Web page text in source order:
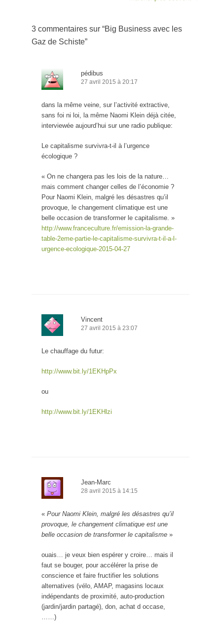
3 commentaires sur “Big Business avec les
Gaz de Schiste”
pédibus
27 avril 2015 à 20:17
dans la même veine, sur l’activité extractive,
sans foi ni loi, la même Naomi Klein déjà citée,
interviewée aujourd’hui sur une radio publique:
Le capitalisme survivra-t-il à l’urgence
écologique ?
« On ne changera pas les lois de la nature…
mais comment changer celles de l’économie ?
Pour Naomi Klein, malgré les désastres qu’il
provoque, le changement climatique est une
belle occasion de transformer le capitalisme. »
http://www.franceculture.fr/emission-la-grande-
table-2eme-partie-le-capitalisme-survivra-t-il-a-l-
urgence-ecologique-2015-04-27
Vincent
27 avril 2015 à 23:07
Le chauffage du futur:
http://www.bit.ly/1EKHpPx
ou
http://www.bit.ly/1EKHlzi
Jean-Marc
28 avril 2015 à 14:15
« Pour Naomi Klein, malgré les désastres qu’il
provoque, le changement climatique est une
belle occasion de transformer le capitalisme »
ouais… je veux bien espérer y croire… mais il
faut se bouger, pour accélérer la prise de
conscience et faire fructifier les solutions
alternatives (vélo, AMAP, magasins locaux
indépendants de proximité, auto-production
(jardin/jardin partagé), don, achat d occase,
……)